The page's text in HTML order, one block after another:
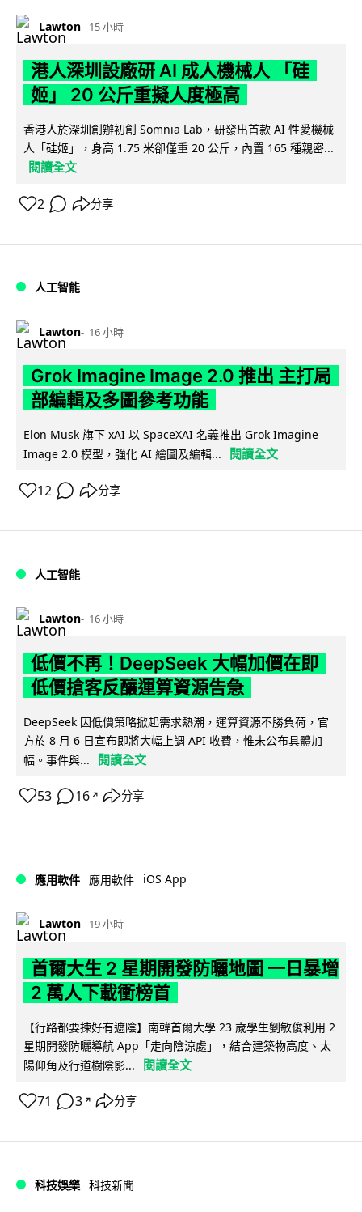
Lawton 15 小時
港人深圳設廠研 AI 成人機械人 「硅
姬」 20 公斤重擬人度極高
香港人於深圳創辦初創 Somnia Lab，研發出首款 AI 性愛機械
人「硅姬」，身高 1.75 米卻僅重 20 公斤，內置 165 種親密...
閱讀全文
2 分享
人工智能
Lawton 16 小時
Grok Imagine Image 2.0 推出 主打局
部編輯及多圖參考功能
Elon Musk 旗下 xAI 以 SpaceXAI 名義推出 Grok Imagine
Image 2.0 模型，強化 AI 繪圖及編輯...
閱讀全文
12 分享
人工智能
Lawton 16 小時
低價不再！DeepSeek 大幅加價在即
低價搶客反釀運算資源告急
DeepSeek 因低價策略掀起需求熱潮，運算資源不勝負荷，官
方於 8 月 6 日宣布即將大幅上調 API 收費，惟未公布具體加
幅。事件與...
閱讀全文
53 16 ↗ 分享
應用軟件 應用軟件 iOS App
Lawton 19 小時
首爾大生 2 星期開發防曬地圖 一日暴增
2 萬人下載衝榜首
【行路都要揀好有遮陰】南韓首爾大學 23 歲學生劉敏俊利用 2
星期開發防曬導航 App「走向陰涼處」，結合建築物高度、太
陽仰角及行道樹陰影...
閱讀全文
71 3 ↗ 分享
科技娛樂 科技新聞